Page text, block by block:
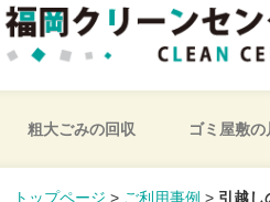
粗大ごみの回収 ゴミ屋敷の
トップページ > ご利用事例 > 引越し